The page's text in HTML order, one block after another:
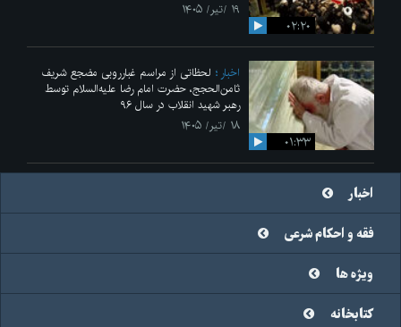
۰۲:۲۰
۱۹ /تیر/ ۱۴۰۵
۰۱:۳۳
اخبار
لحظاتی از مراسم غبارروبی مضجع شریف
ثامن‌الحجج، حضرت امام رضا علیه‌السلام توسط
رهبر شهید انقلاب در سال ۹۶
۱۸ /تیر/ ۱۴۰۵
اخبار
فقه و احکام شرعی
ویژه ها
کتابخانه